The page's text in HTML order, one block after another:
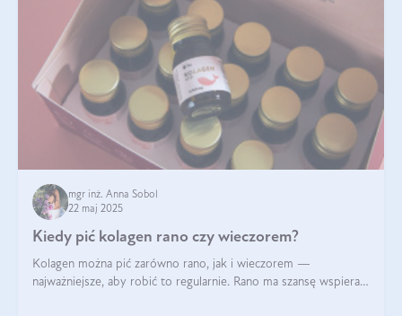
mgr inż. Anna Sobol
22 maj 2025
Kiedy pić kolagen rano czy wieczorem?
Kolagen można pić zarówno rano, jak i wieczorem —
najważniejsze, aby robić to regularnie. Rano ma szansę wspierać